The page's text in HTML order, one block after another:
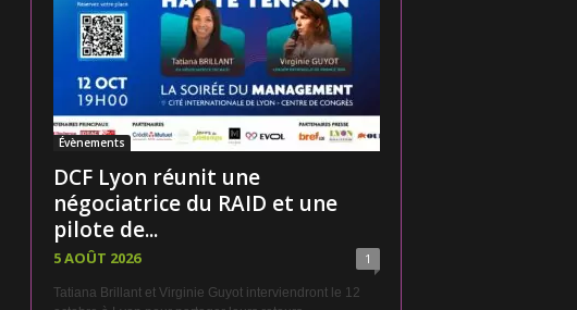
Évènements
DCF Lyon réunit une
négociatrice du RAID et une
pilote de...
5 AOÛT 2026 1
Tatiana Brillant et Virginie Guyot interviendront le 12